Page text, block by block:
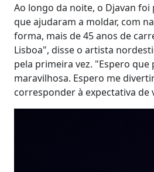
Ao longo da noite, o Djavan foi
que ajudaram a moldar, com
forma, mais de 45 anos de
Lisboa", disse o artista
pela primeira vez. "Espero
maravilhosa. Espero me
corresponder à expectativa de